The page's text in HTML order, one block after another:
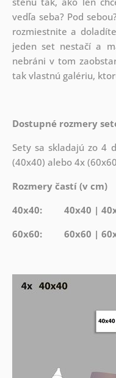
vedľa seba? Pod
rozmiestnite a
jeden set nestačí a
nebráni v tom
tak vlastnú galériu,
Dostupné rozmery
Sety sa skladajú zo 4
(40x40) alebo 4x
Rozmery častí (v cm)
40x40: 40x40 |
60x60: 60x60 |